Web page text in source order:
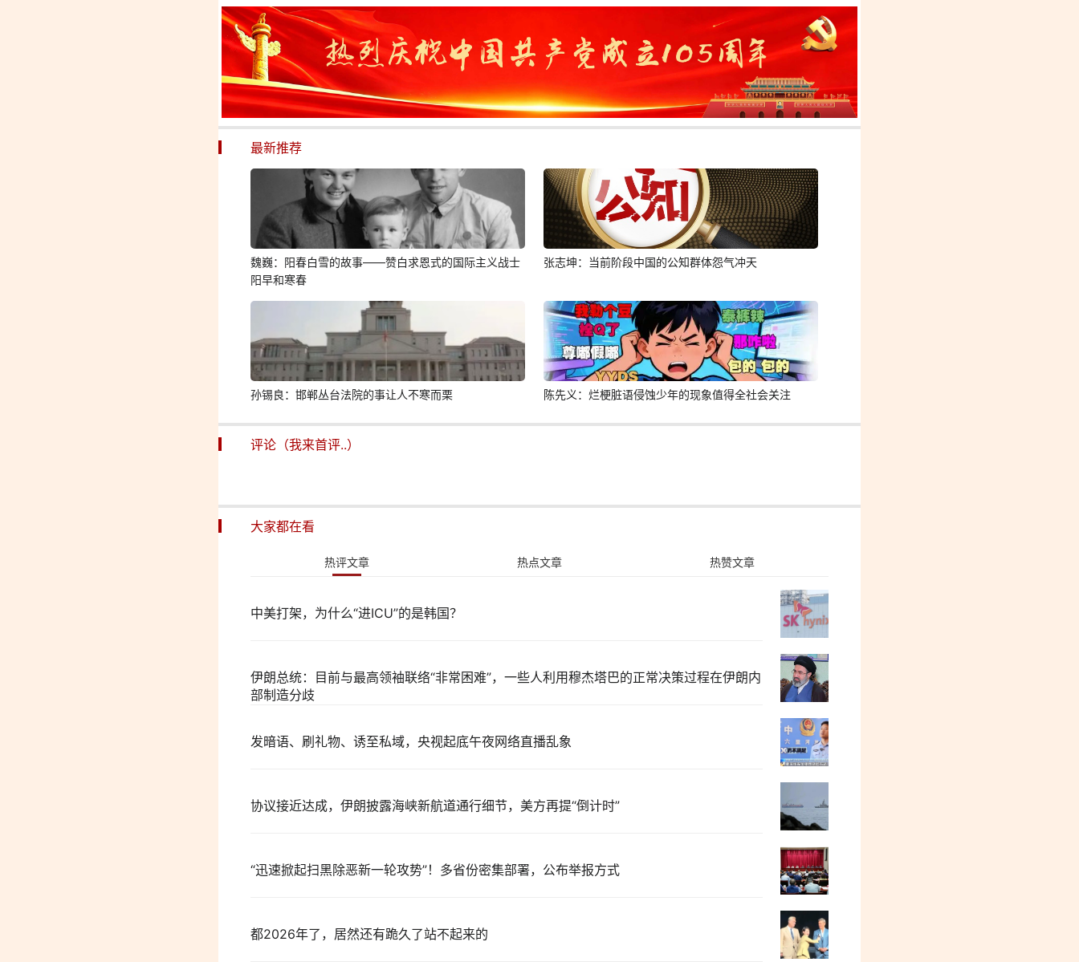
最新推荐
魏巍：阳春白雪的故事——赞白求恩式的国际主义战士
阳早和寒春
张志坤：当前阶段中国的公知群体怨气冲天
孙锡良：邯郸丛台法院的事让人不寒而栗 陈先义：烂梗脏语侵蚀少年的现象值得全社会关注
评论（我来首评..）
大家都在看
热评文章 热点文章 热赞文章
中美打架，为什么“进ICU”的是韩国？
伊朗总统：目前与最高领袖联络“非常困难”，一些人利用穆杰塔巴的正常决策过程在伊朗内
部制造分歧
发暗语、刷礼物、诱至私域，央视起底午夜网络直播乱象
协议接近达成，伊朗披露海峡新航道通行细节，美方再提“倒计时”
“迅速掀起扫黑除恶新一轮攻势”！多省份密集部署，公布举报方式
都2026年了，居然还有跪久了站不起来的